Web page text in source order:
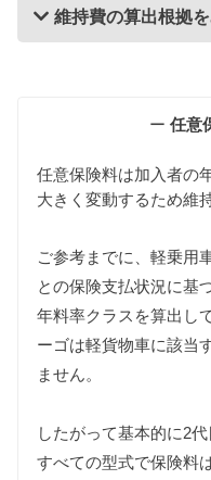
維持費の算出根拠
維
自動車税
2代目ハイゼットカ
の課税クラスとなり
また環境負荷の関係
ーゴの自動車税は
準税額をもとに算
ー 任意
任意保険料は加入者の
大きく変動するため維
ご参考までに、軽乗用
との保険支払状況に基
年料率クラスを算出し
ーゴは軽貨物車に該当
ません。
したがって基本的に2
すべての型式で保険料